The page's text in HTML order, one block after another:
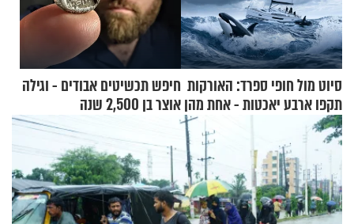
סיוט מול חופי ספרד: האורקות
תקפו ארבע יאכטות - אחת מהן
טבעה
חיפש תכשיטים אבודים - וגילה
אוצר בן 2,500 שנה